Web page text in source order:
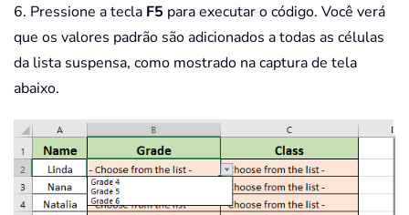
6. Pressione a tecla F5 para executar o código. Você verá
que os valores padrão são adicionados a todas as células
da lista suspensa, como mostrado na captura de tela
abaixo.